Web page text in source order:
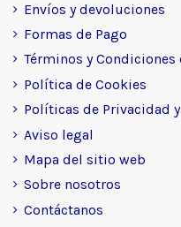
Envíos y devoluciones
Formas de Pago
Términos y Condiciones
Política de Cookies
Políticas de Privacidad y
Aviso legal
Mapa del sitio web
Sobre nosotros
Contáctanos